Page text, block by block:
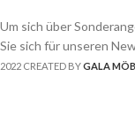
Um sich über
Sie sich für unseren
2022 CREATED BYGALA